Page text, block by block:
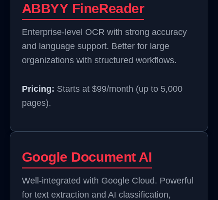
ABBYY FineReader
Enterprise-level OCR with strong accuracy
and language support. Better for large
organizations with structured workflows.
Pricing: Starts at $99/month (up to 5,000
pages).
Google Document AI
Well-integrated with Google Cloud. Powerful
for text extraction and AI classification,